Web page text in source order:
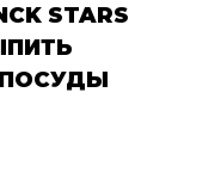
STARS